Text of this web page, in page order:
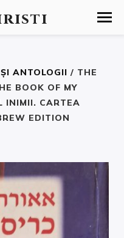
ANTOLOGII / THE
BOOK OF MY
INIMII. CARTEA
EDITION